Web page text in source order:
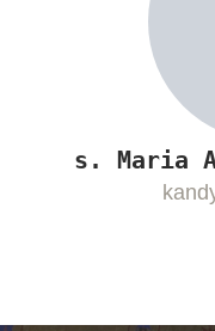
s. Maria